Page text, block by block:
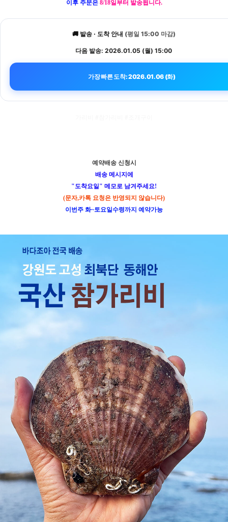
이후 주문은8/18일부터 발송됩니다.
🚚 발송 · 도착 안내 (평일 15:00 마감)
다음 발송: 2026.01.05 (월) 15:00
가장 빠른 도착: 2026.01.06 (화)
예약배송 신청시
배송 메시지 에
"도착요일" 메모로 남겨주세요!
(문자,카톡 요청은 반영되지 않습니다)
이번주 화~토요일수령까지 예약가능